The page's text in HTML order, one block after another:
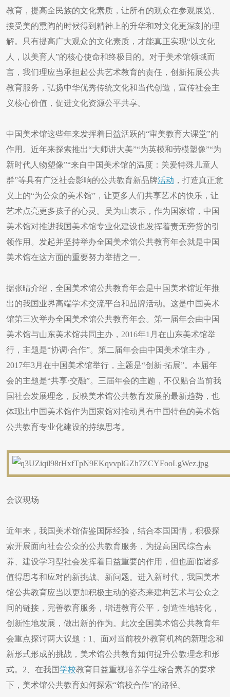
教育，提高全民族的文化素质，让所有的观众在参观展览、
接受美的熏陶的时候得到精神上的升华和对文化更深刻的理
解。只有提高广大观众的文化素质，才能真正实现“以文化
人，以美育人”的核心使命和终极目的。对于美术馆领域而
言，我们理应当承担起公共艺术教育的责任，创新拓展公共
教育服务，弘扬中华优秀传统文化和当代创造，宣传社会主
义核心价值，促进文化资源公平共享。
中国美术馆这些年来发挥着日益活跃的“审美教育大课堂”的
作用。近年来探索推出“大师讲大美”“为英模和劳模塑像”“为
新时代人物塑像”“来自中国美术馆的温度：关爱特殊儿童人
群”等具有广泛社会影响的公共教育新品牌活动 ，打造真正意
义上的“为公众的美术馆”，让更多人们共享艺术的快乐，让
艺术点亮更多孩子的心灵。吴为山表示，作为国家馆，中国
美术馆对推进我国美术馆专业化建设也发挥着责无旁贷的引
领作用。发起并坚持举办全国美术馆公共教育年会就是中国
美术馆在这方面的重要努力举措之一。
据张晴介绍，全国美术馆公共教育年会是中国美术馆近年推
出的我国业界高端学术交流平台和品牌活动。这是中国美术
馆第三次举办全国美术馆公共教育年会。第一届年会由中国
美术馆与山东美术馆共同主办，2016年1月在山东美术馆举
行，主题是“协调·合作”。第二届年会由中国美术馆主办，
2017年3月在中国美术馆举行，主题是“创新·拓展”。本届年
会的主题是“共享·交融”。三届年会的主题，不仅贴合当前我
国社会发展理念，反映美术馆公共教育发展的最新趋势，也
体现出中国美术馆作为国家馆对推动具有中国特色的美术馆
公共教育专业化建设的持续思考。
会议现场
近年来，我国美术馆借鉴国际经验，结合本国国情，积极探
索开展面向社会公众的公共教育服务，为提高国民综合素
养、建设学习型社会发挥着日益重要的作用，但也面临诸多
值得思考和应对的新挑战、新问题。进入新时代，我国美术
馆公共教育应当以更加积极主动的姿态来建构艺术与公众之
间的链接，完善教育服务，增进教育公平，创造性地转化，
创新性地发展，做出新的作为。此次全国美术馆公共教育年
会重点探讨两大议题：1、面对当前校外教育机构的新理念和
新形式形成的挑战，美术馆公共教育如何提升公教理念和形
式。2、在我国学校教育日益重视培养学生综合素养的要求
下，美术馆公共教育如何探索“馆校合作”的路径。